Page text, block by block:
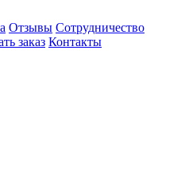
Отзывы Сотрудничество
заказ Контакты